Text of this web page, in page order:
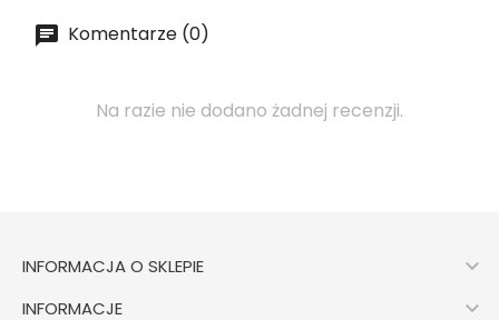
Komentarze (0)
Na razie nie dodano żadnej recenzji.
INFORMACJA O SKLEPIE 
INFORMACJE 